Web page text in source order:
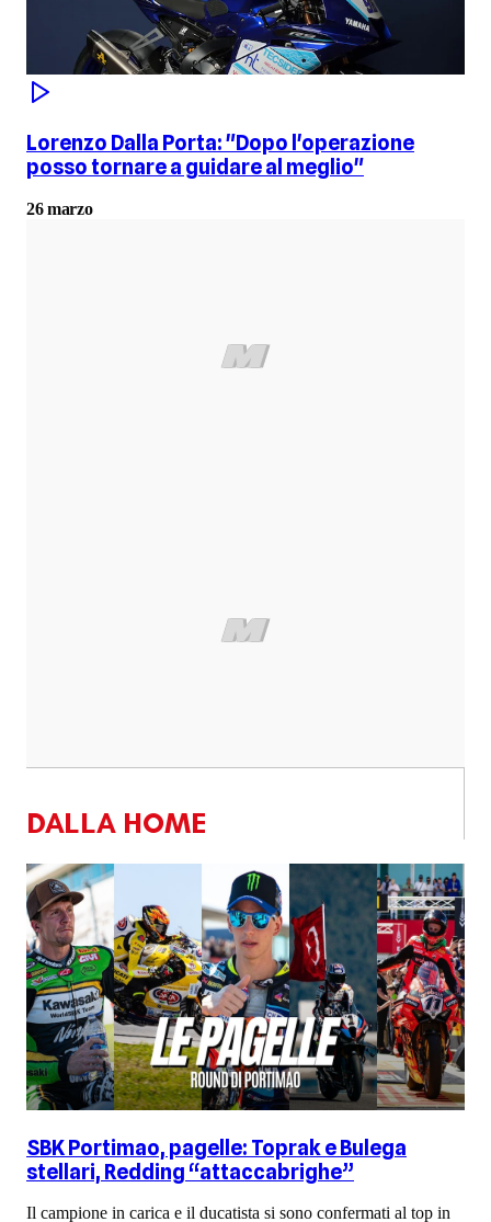
Lorenzo Dalla Porta: "Dopo l'operazione
posso tornare a guidare al meglio"
26 marzo
DALLA HOME
SBK Portimao, pagelle: Toprak e Bulega
stellari, Redding “attaccabrighe”
Il campione in carica e il ducatista si sono confermati al top in